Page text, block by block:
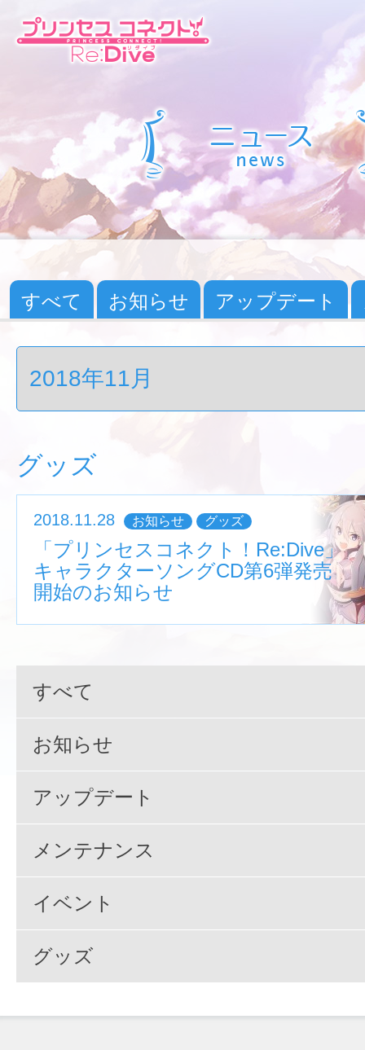
すべて お知らせ アップデート
グッズ
2018.11.28 お知らせ グッズ
「プリンセスコネクト！Re:Dive」
キャラクターソングCD第6弾発売
開始のお知らせ
すべて
お知らせ
アップデート
メンテナンス
イベント
グッズ